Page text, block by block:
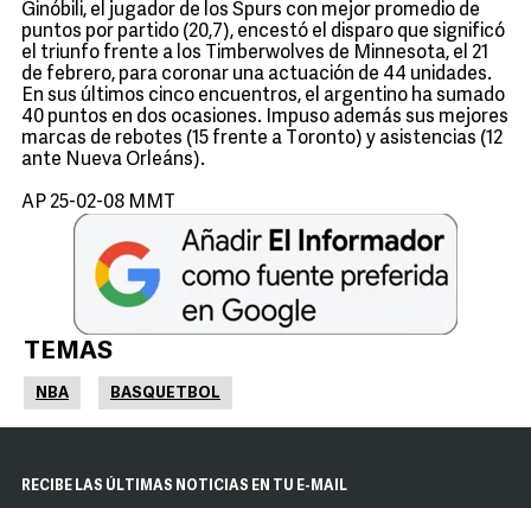
Ginóbili, el jugador de los Spurs con mejor promedio de
puntos por partido (20,7), encestó el disparo que significó
el triunfo frente a los Timberwolves de Minnesota, el 21
de febrero, para coronar una actuación de 44 unidades.
En sus últimos cinco encuentros, el argentino ha sumado
40 puntos en dos ocasiones. Impuso además sus mejores
marcas de rebotes (15 frente a Toronto) y asistencias (12
ante Nueva Orleáns).
AP 25-02-08 MMT
TEMAS
NBA BASQUETBOL
RECIBE LAS ÚLTIMAS NOTICIAS EN TU E-MAIL